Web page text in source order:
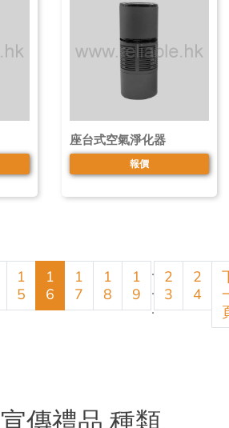
座台式空氣淨化器
報價
1
5
1
6
1
7
1
8
1
9
.
.
.
2
3
2
4